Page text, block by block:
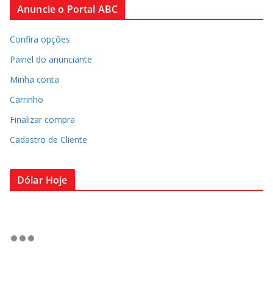
Anuncie o Portal ABC
Confira opções
Painel do anunciante
Minha conta
Carrinho
Finalizar compra
Cadastro de Cliente
Dólar Hoje